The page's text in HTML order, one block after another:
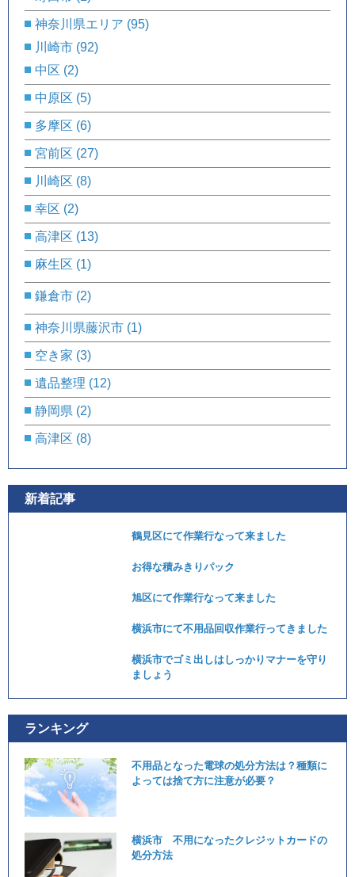
神奈川県エリア (95)
川崎市 (92)
中区 (2)
中原区 (5)
多摩区 (6)
宮前区 (27)
川崎区 (8)
幸区 (2)
高津区 (13)
麻生区 (1)
鎌倉市 (2)
神奈川県藤沢市 (1)
空き家 (3)
遺品整理 (12)
静岡県 (2)
高津区 (8)
新着記事
鶴見区にて作業行なって来ました
お得な積みきりパック
旭区にて作業行なって来ました
横浜市にて不用品回収作業行ってきました
横浜市でゴミ出しはしっかりマナーを守り
ましょう
ランキング
不用品となった電球の処分方法は？種類に
よっては捨て方に注意が必要？
横浜市 不用になったクレジットカードの
処分方法